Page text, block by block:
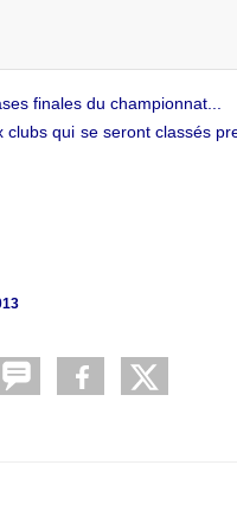
finales du championnat...
clubs qui se seront classés